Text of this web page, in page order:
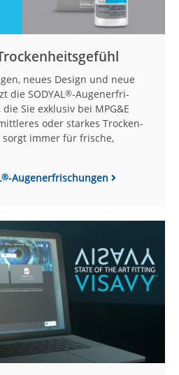
neues Design und neue
die SODYAL ®-Augen­er­fri­
Sie exklusiv bei MPG&E
oder starkes Tro­cken­
sorgt immer für frische,
®-Augenerfrischungen